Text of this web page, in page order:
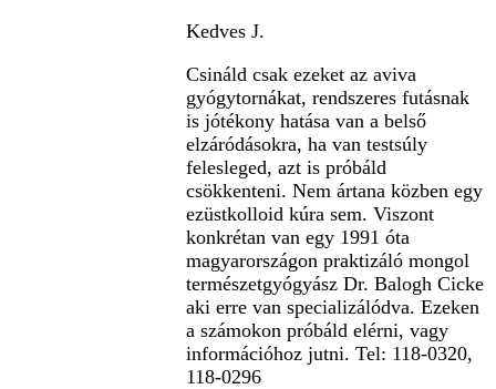
Kedves J.
Csináld csak ezeket az aviva
gyógytornákat, rendszeres futásnak
is jótékony hatása van a belső
elzáródásokra, ha van testsúly
felesleged, azt is próbáld
csökkenteni. Nem ártana közben egy
ezüstkolloid kúra sem. Viszont
konkrétan van egy 1991 óta
magyarországon praktizáló mongol
természetgyógyász Dr. Balogh Cicke
aki erre van specializálódva. Ezeken
a számokon próbáld elérni, vagy
információhoz jutni. Tel: 118-0320,
118-0296